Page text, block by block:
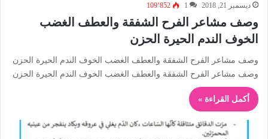
ديسمبر 21, 2018 1 109٬852
وصف مشاعر الفرح الشفقة والعطف الغضب
الخوف الندم الحيرة الحزن
وصف مشاعر الفرح الشفقة والعطف الغضب الخوف الندم الحيرة الحزن
وصف مشاعر الفرح الشفقة والعطف الغضب الخوف الندم الحيرة الحزن
أكمل القراءة »